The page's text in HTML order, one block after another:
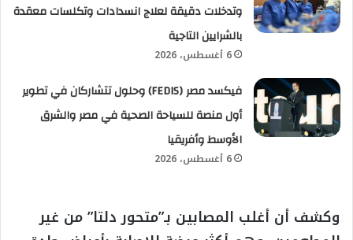
وتدخلات دقيقة لعلاج انسدادات وتكلسات معقدة
بالشرايين التاجية
6 أغسطس، 2026
فيكسد مصر (FEDIS) وحلول تتشاركان في تطوير
أول منصة للسياحة الصحية في مصر والشرق
الأوسط وأفريقيا
6 أغسطس، 2026
وكشف أن أغلب المصابين بـ”متحور دلتا” من غير